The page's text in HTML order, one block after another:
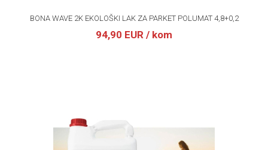
BONA WAVE 2K EKOLOŠKI LAK ZA PARKET POLUMAT 4,8+0,2
94,90 EUR / kom